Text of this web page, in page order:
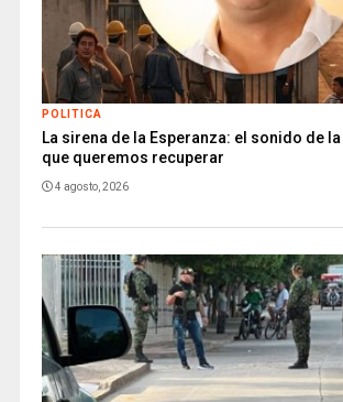
POLITICA
La sirena de la Esperanza: el sonido de
que queremos recuperar
4 agosto, 2026